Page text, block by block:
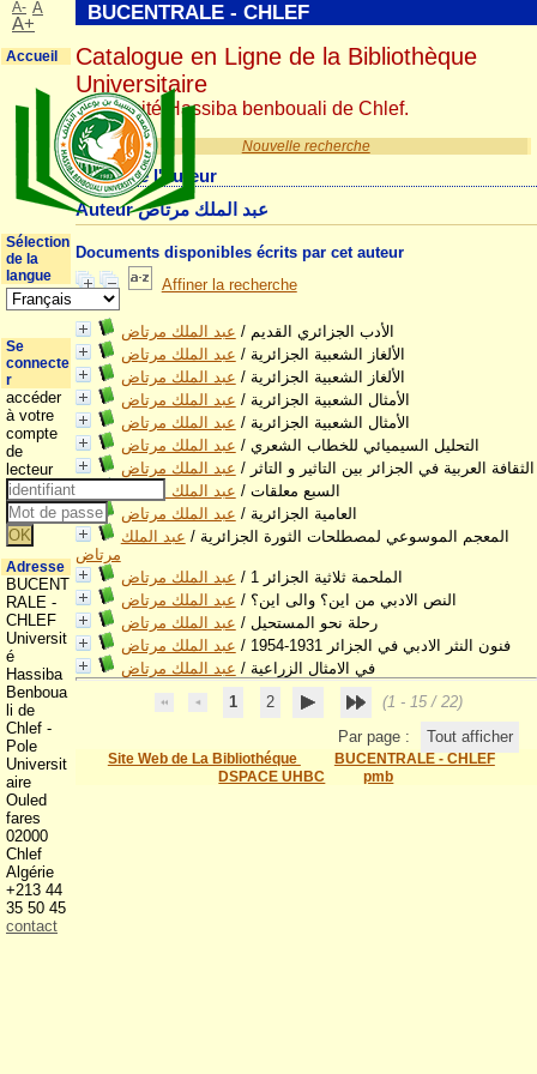
Nouvelle recherche
Détail de l'auteur
Auteur عبد الملك مرتاض
Documents disponibles écrits par cet auteur
Affiner la recherche
الأدب الجزائري القديم / عبد الملك مرتاض
الألغاز الشعبية الجزائرية / عبد الملك مرتاض
الألغاز الشعبية الجزائرية / عبد الملك مرتاض
الأمثال الشعبية الجزائرية / عبد الملك مرتاض
الأمثال الشعبية الجزائرية / عبد الملك مرتاض
التحليل السيميائي للخطاب الشعري / عبد الملك مرتاض
الثقافة العربية في الجزائر بين التاثير و التاثر / عبد الملك مرتاض
السبع معلقات / عبد الملك مرتاض
العامية الجزائرية / عبد الملك مرتاض
المعجم الموسوعي لمصطلحات الثورة الجزائرية / عبد الملك
مرتاض
الملحمة ثلاثية الجزائر 1
/ عبد الملك مرتاض
النص الادبي من اين؟ والى اين؟ / عبد الملك مرتاض
رحلة نحو المستحيل / عبد الملك مرتاض
فنون النثر الادبي في الجزائر 1931-1954
/ عبد الملك مرتاض
في الامثال الزراعية / عبد الملك مرتاض
1
2
(1 - 15 / 22)
Par page :
Tout afficher
Site Web de La Bibliothéque
BUCENTRALE - CHLEF
DSPACE UHBC
pmb
BUCENTRALE - CHLEF
Catalogue en Ligne de la Bibliothèque
Universitaire
Université Hassiba benbouali de Chlef.
A- A
A+
Accueil
Sélection
de la
langue
Se
connecte
r
accéder
à votre
compte
de
lecteur
Adresse
BUCENT
RALE -
CHLEF
Universit
é
Hassiba
Benboua
li de
Chlef -
Pole
Universit
aire
Ouled
fares
02000
Chlef
Algérie
+213 44
35 50 45
contact